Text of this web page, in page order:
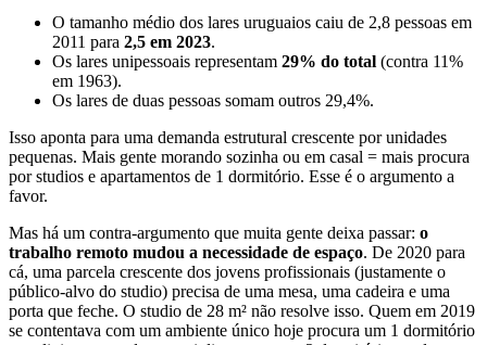
O tamanho médio dos lares uruguaios caiu de 2,8 pessoas em
2011 para 2,5 em 2023.
Os lares unipessoais representam 29% do total (contra 11%
em 1963).
Os lares de duas pessoas somam outros 29,4%.
Isso aponta para uma demanda estrutural crescente por unidades
pequenas. Mais gente morando sozinha ou em casal = mais procura
por studios e apartamentos de 1 dormitório. Esse é o argumento a
favor.
Mas há um contra-argumento que muita gente deixa passar: o
trabalho remoto mudou a necessidade de espaço. De 2020 para
cá, uma parcela crescente dos jovens profissionais (justamente o
público-alvo do studio) precisa de uma mesa, uma cadeira e uma
porta que feche. O studio de 28 m² não resolve isso. Quem em 2019
se contentava com um ambiente único hoje procura um 1 dormitório